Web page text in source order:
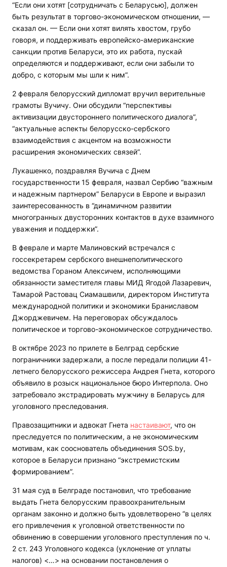
“Если они хотят [сотрудничать с Беларусью], должен
быть результат в торгово-экономическом отношении, —
сказал он. — Если они хотят вилять хвостом, грубо
говоря, и поддерживать европейско-американские
санкции против Беларуси, это их работа, пускай
определяются и поддерживают, если они забыли то
добро, с которым мы шли к ним”.
2 февраля белорусский дипломат вручил верительные
грамоты Вучичу. Они обсудили “перспективы
активизации двустороннего политического диалога”,
“актуальные аспекты белорусско-сербского
взаимодействия с акцентом на возможности
расширения экономических связей”.
Лукашенко, поздравляя Вучича с Днем
государственности 15 февраля, назвал Сербию “важным
и надежным партнером” Беларуси в Европе и выразил
заинтересованность в “динамичном развитии
многогранных двусторонних контактов в духе взаимного
уважения и поддержки”.
В феврале и марте Малиновский встречался с
госсекретарем сербского внешнеполитического
ведомства Гораном Алексичем, исполняющими
обязанности заместителя главы МИД Ягодой Лазаревич,
Тамарой Растовац Сиамашвили, директором Института
международной политики и экономики Браниславом
Джорджевичем. На переговорах обсуждалось
политическое и торгово-экономическое сотрудничество.
В октябре 2023 по прилете в Белград сербские
пограничники задержали, а после передали полиции 41-
летнего белорусского режиссера Андрея Гнета, которого
объявило в розыск национальное бюро Интерпола. Оно
затребовало экстрадировать мужчину в Беларусь для
уголовного преследования.
Правозащитники и адвокат Гнета настаивают, что он
преследуется по политическим, а не экономическим
мотивам, как сооснователь объединения SOS.by,
которое в Беларуси признано “экстремистским
формированием”.
31 мая суд в Белграде постановил, что требование
выдать Гнета белорусским правоохранительным
органам законно и должно быть удовлетворено “в целях
его привлечения к уголовной ответственности по
обвинению в совершении уголовного преступления по ч.
2 ст. 243 Уголовного кодекса (уклонение от уплаты
налогов) <…> на основании постановления о